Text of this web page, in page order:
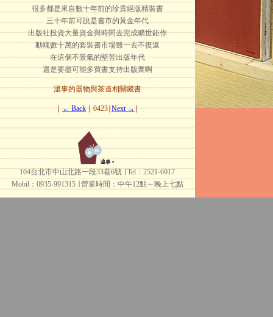
很多都是來自數十年前的珍貴絕版精裝書
三十年前可說是書市的黃金年代
出版社投資大量資金與時間去完成曠世鉅作
動輒數十萬的套裝書市場雖一去不復返
在這個不景氣的堅苦出版年代
還是要盡可能多買書支持出版業啊
溫事的器物與茶道相關藏書
← Back ∣ 0423∣ Next →
104台北市中山北路一段33巷6號 ∣ Tel：2521-6917
Mobil：0935-991315 ∣
營業時間：中午12點～晚上七點